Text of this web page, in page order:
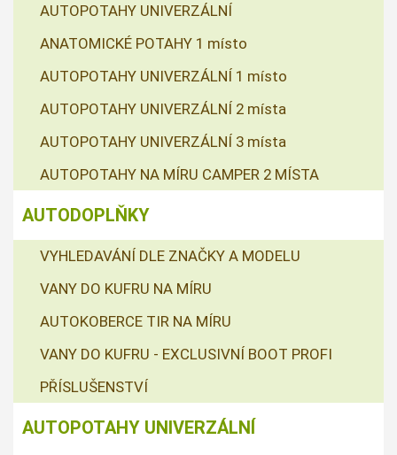
AUTOPOTAHY UNIVERZÁLNÍ
ANATOMICKÉ POTAHY 1 místo
AUTOPOTAHY UNIVERZÁLNÍ 1 místo
AUTOPOTAHY UNIVERZÁLNÍ 2 místa
AUTOPOTAHY UNIVERZÁLNÍ 3 místa
AUTOPOTAHY NA MÍRU CAMPER 2 MÍSTA
AUTODOPLŇKY
VYHLEDAVÁNÍ DLE ZNAČKY A MODELU
VANY DO KUFRU NA MÍRU
AUTOKOBERCE TIR NA MÍRU
VANY DO KUFRU - EXCLUSIVNÍ BOOT PROFI
PŘÍSLUŠENSTVÍ
AUTOPOTAHY UNIVERZÁLNÍ